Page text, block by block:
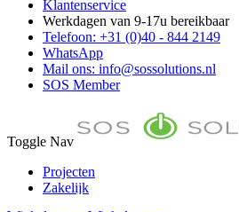
Klantenservice
Werkdagen van 9-17u bereikbaar
Telefoon: +31 (0)40 - 844 2149
WhatsApp
Mail ons: info@sossolutions.nl
SOS Member
Toggle Nav
Projecten
Zakelijk